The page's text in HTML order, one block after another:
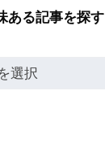
ある記事を探す